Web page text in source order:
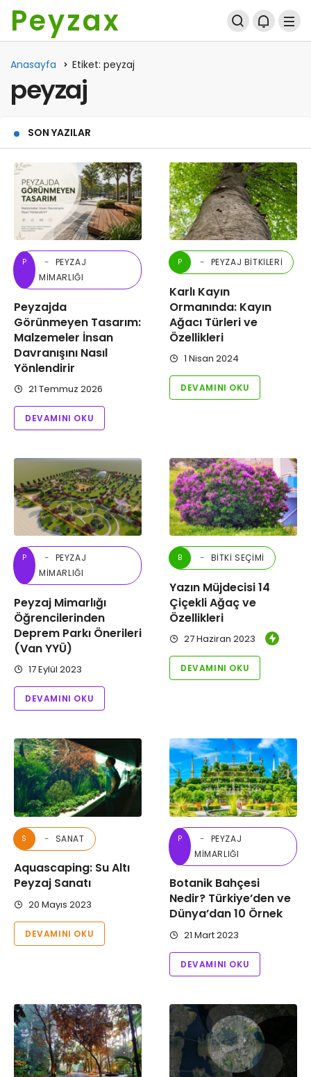
Peyzax
Anasayfa Etiket: peyzaj
peyzaj
SON YAZILAR
P
PEYZAJ
MIMARLIĞI
Peyzajda
Görünmeyen Tasarım:
Malzemeler İnsan
Davranışını Nasıl
Yönlendirir
21 Temmuz 2026
DEVAMINI OKU
P PEYZAJ BITKILERI
Karlı Kayın
Ormanında: Kayın
Ağacı Türleri ve
Özellikleri
1 Nisan 2024
DEVAMINI OKU
P
PEYZAJ
MIMARLIĞI
Peyzaj Mimarlığı
Öğrencilerinden
Deprem Parkı Önerileri
(Van YYÜ)
17 Eylül 2023
DEVAMINI OKU
B BITKI SEÇIMI
Yazın Müjdecisi 14
Çiçekli Ağaç ve
Özellikleri
27 Haziran 2023
DEVAMINI OKU
S SANAT
Aquascaping: Su Altı
Peyzaj Sanatı
20 Mayıs 2023
DEVAMINI OKU
P
PEYZAJ
MIMARLIĞI
Botanik Bahçesi
Nedir? Türkiye’den ve
Dünya’dan 10 Örnek
21 Mart 2023
DEVAMINI OKU